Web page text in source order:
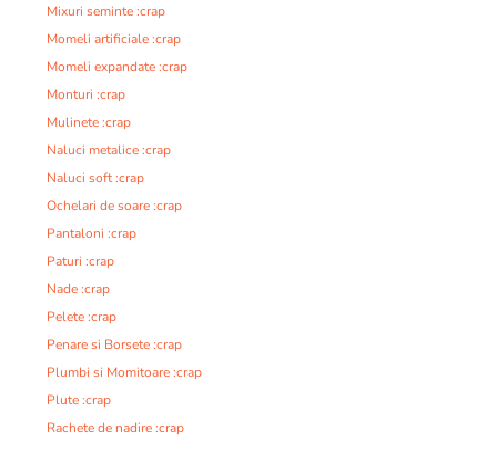
Mixuri seminte :crap
Momeli artificiale :crap
Momeli expandate :crap
Monturi :crap
Mulinete :crap
Naluci metalice :crap
Naluci soft :crap
Ochelari de soare :crap
Pantaloni :crap
Paturi :crap
Nade :crap
Pelete :crap
Penare si Borsete :crap
Plumbi si Momitoare :crap
Plute :crap
Rachete de nadire :crap